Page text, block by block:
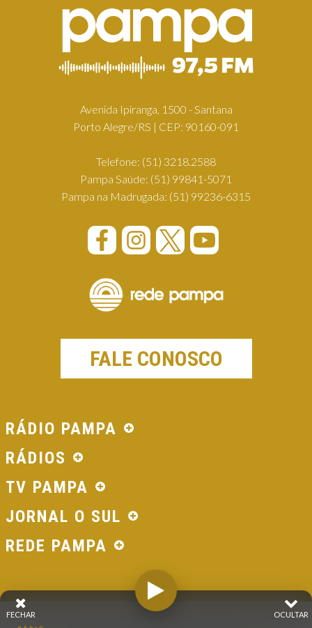
Avenida Ipiranga, 1500 - Santana
Porto Alegre/RS | CEP: 90160-091
Telefone: (51) 3218.2588
Pampa Saúde: (51) 99841-5071
Pampa na Madrugada: (51) 99236-6315
FALE CONOSCO
RÁDIO PAMPA
RÁDIOS
TV PAMPA
JORNAL O SUL
REDE PAMPA
OCULTAR
FECHAR